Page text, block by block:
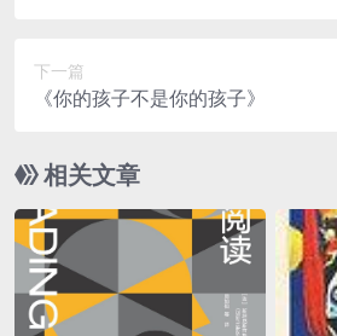
下一篇
《你的孩子不是你的孩子》
相关文章